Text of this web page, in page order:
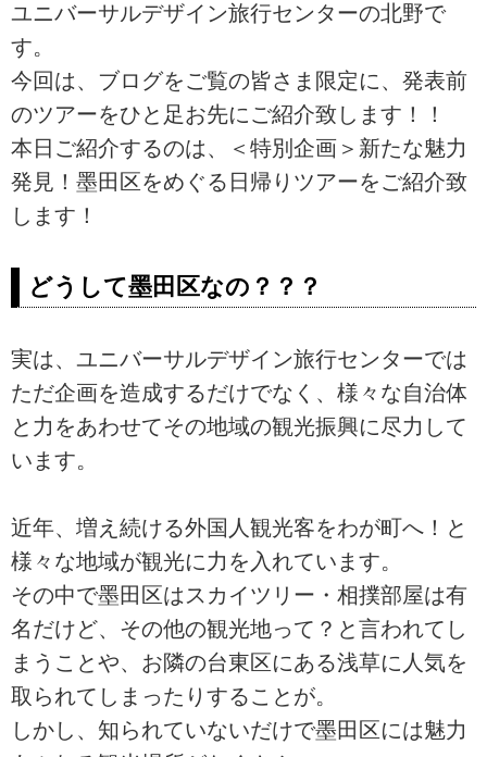
ユニバーサルデザイン旅行センターの北野で
す。
今回は、ブログをご覧の皆さま限定に、発表前
のツアーをひと足お先にご紹介致します！！
本日ご紹介するのは、＜特別企画＞新たな魅力
発見！墨田区をめぐる日帰りツアーをご紹介致
します！
どうして墨田区なの？？？
実は、ユニバーサルデザイン旅行センターでは
ただ企画を造成するだけでなく、様々な自治体
と力をあわせてその地域の観光振興に尽力して
います。
近年、増え続ける外国人観光客をわが町へ！と
様々な地域が観光に力を入れています。
その中で墨田区はスカイツリー・相撲部屋は有
名だけど、その他の観光地って？と言われてし
まうことや、お隣の台東区にある浅草に人気を
取られてしまったりすることが。
しかし、知られていないだけで墨田区には魅力